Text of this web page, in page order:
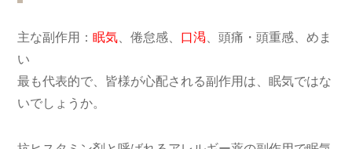
主な副作用：眠気 、倦怠感、 口渇 、頭痛・頭重感、めま
い
最も代表的で、皆様が心配される副作用は、眠気ではな
いでしょうか。